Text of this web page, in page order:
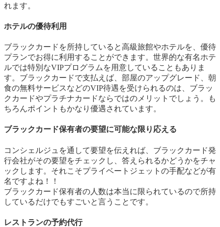
れます。
ホテルの優待利用
ブラックカードを所持していると高級旅館やホテルを、優待
プランでお得に利用することができます。世界的な有名ホテ
ルでは特別なVIPプログラムを用意していることもありま
す。ブラックカードで支払えば、部屋のアップグレード、朝
食の無料サービスなどのVIP待遇を受けられるのは、ブラッ
クカードやプラチナカードならではのメリットでしょう。も
ちろんポイントもかなり優遇されています。
ブラックカード保有者の要望に可能な限り応える
コンシェルジュを通して要望を伝えれば、ブラックカード発
行会社がその要望をチェックし、答えられるかどうかをチャ
ックします。それこそプライベートジェットの手配などが有
名ですよね！！
ブラックカード保有者の人数は本当に限られているので所持
しているだけでもすごいと言うことです。
レストランの予約代行